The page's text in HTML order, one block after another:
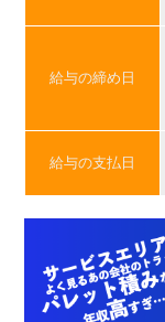
給与の締め日
給与の支払日